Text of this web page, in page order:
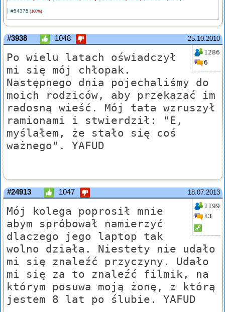
#54375 (100%)
25.10.2010
#3938 1048
1286
6
Po wielu latach oświadczył
mi się mój chłopak.
Następnego dnia pojechaliśmy do
moich rodziców, aby przekazać im
radosną wieść. Mój tata wzruszył
ramionami i stwierdził: "E,
myślałem, że stało się coś
ważnego". YAFUD
18.07.2013
#24913 1047
1199
13
Mój kolega poprosił mnie
abym spróbował namierzyć
dlaczego jego laptop tak
wolno działa. Niestety nie udało
mi się znaleźć przyczyny. Udało
mi się za to znaleźć filmik, na
którym posuwa moją żonę, z którą
jestem 8 lat po ślubie. YAFUD